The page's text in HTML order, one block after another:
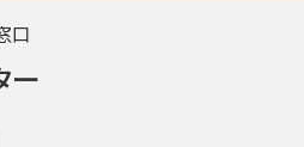
口
ー